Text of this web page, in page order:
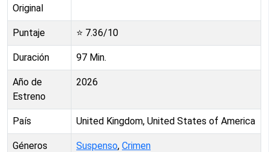
Original
Puntaje ⭐ 7.36/10
Duración 97 Min.
Año de
Estreno
2026
País United Kingdom, United States of America
Géneros Suspenso, Crimen